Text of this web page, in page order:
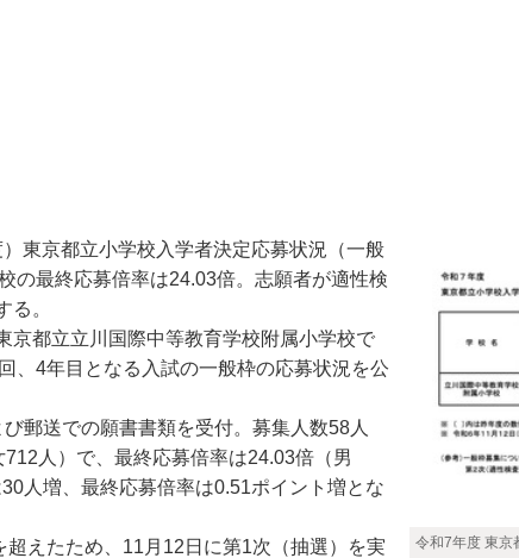
令和7年度 東京
東京都立小学校入学者決定応募状況（一般
の最終応募倍率は24.03倍。志願者が適性検
。
都立立川国際中等教育学校附属小学校で
、4年目となる入試の一般枠の応募状況を公
郵送での願書書類を受付。募集人数58人
人）で、最終応募倍率は24.03倍（男
人増、最終応募倍率は0.51ポイント増とな
えたため、11月12日に第1次（抽選）を実